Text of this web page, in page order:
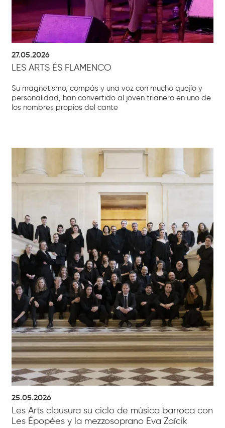
27.05.2026
LES ARTS ÉS FLAMENCO
Su magnetismo, compás y una voz con mucho quejío y
personalidad, han convertido al joven trianero en uno de
los nombres propios del cante
25.05.2026
Les Arts clausura su ciclo de música barroca con
Les Épopées y la mezzosoprano Eva Zaïcik